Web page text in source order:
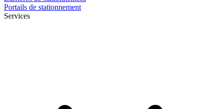
Portails de stationnement
Services